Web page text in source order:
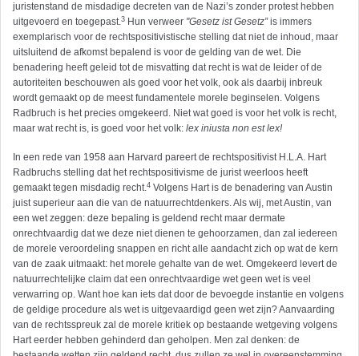
juristenstand de misdadige decreten van de Nazi’s zonder protest hebben
uitgevoerd en toegepast.3 Hun verweer "Gesetz ist Gesetz”is immers
exemplarisch voor de rechtspositivistische stelling dat niet de inhoud, maar
uitsluitend de afkomst bepalend is voor de gelding van de wet. Die
benadering heeft geleid tot de misvatting dat recht is wat de leider of de
autoriteiten beschouwen als goed voor het volk, ook als daarbij inbreuk
wordt gemaakt op de meest fundamentele morele beginselen. Volgens
Radbruch is het precies omgekeerd. Niet wat goed is voor het volk is recht,
maar wat recht is, is goed voor het volk: lex iniusta non est lex!
In een rede van 1958 aan Harvard pareert de rechtspositivist H.L.A. Hart
Radbruchs stelling dat het rechtspositivisme de jurist weerloos heeft
gemaakt tegen misdadig recht.4 Volgens Hart is de benadering van Austin
juist superieur aan die van de natuurrechtdenkers. Als wij, met Austin, van
een wet zeggen: deze bepaling is geldend recht maar dermate
onrechtvaardig dat we deze niet dienen te gehoorzamen, dan zal iedereen
de morele veroordeling snappen en richt alle aandacht zich op wat de kern
van de zaak uitmaakt: het morele gehalte van de wet. Omgekeerd levert de
natuurrechtelijke claim dat een onrechtvaardige wet geen wet is veel
verwarring op. Want hoe kan iets dat door de bevoegde instantie en volgens
de geldige procedure als wet is uitgevaardigd geen wet zijn? Aanvaarding
van de rechtsspreuk zal de morele kritiek op bestaande wetgeving volgens
Hart eerder hebben gehinderd dan geholpen. Men zal denken: de